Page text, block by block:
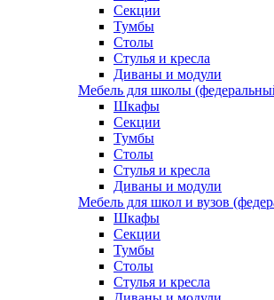
Секции
Тумбы
Столы
Стулья и кресла
Диваны и модули
Мебель для школы
Шкафы
Секции
Тумбы
Столы
Стулья и кресла
Диваны и модули
Мебель для школ и вузов
Шкафы
Секции
Тумбы
Столы
Стулья и кресла